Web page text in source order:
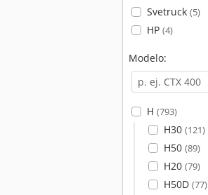
Svetruck (5)
HP (4)
Modelo:
H (793)
H30 (121)
H50 (89)
H20 (79)
H50D (77)